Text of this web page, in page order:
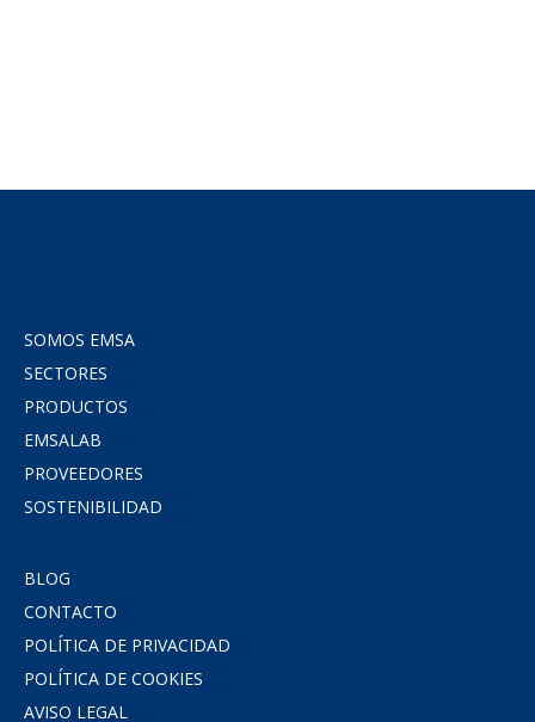
SOMOS EMSA
SECTORES
PRODUCTOS
EMSALAB
PROVEEDORES
SOSTENIBILIDAD
BLOG
CONTACTO
POLÍTICA DE PRIVACIDAD
POLÍTICA DE COOKIES
AVISO LEGAL